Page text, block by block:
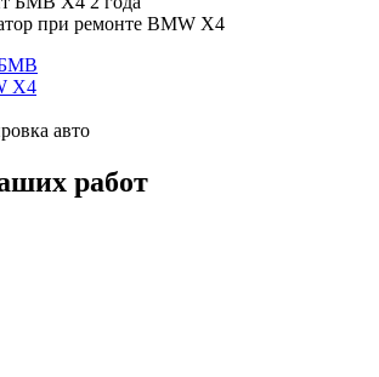
при ремонте BMW X4
БМВ
X4
авто
работ